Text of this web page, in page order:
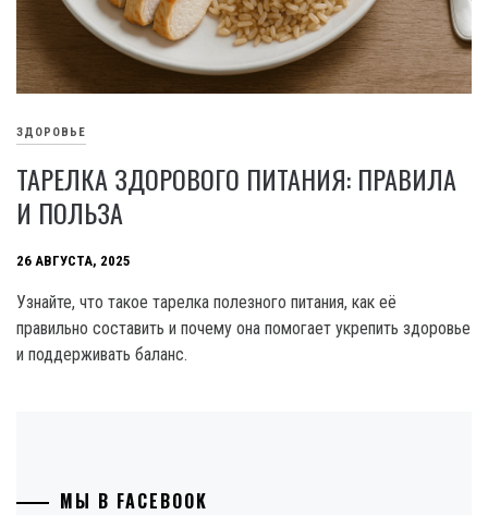
ЗДОРОВЬЕ
ТАРЕЛКА ЗДОРОВОГО ПИТАНИЯ: ПРАВИЛА
И ПОЛЬЗА
26 АВГУСТА, 2025
Узнайте, что такое тарелка полезного питания, как её
правильно составить и почему она помогает укрепить здоровье
и поддерживать баланс.
МЫ В FACEBOOK